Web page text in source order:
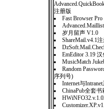
注册版
Fast Browser Pro
岁月留声 V1.0
ShareMail.v4.1
EmEditor 3.19
MusicMatch
Random
序列号)
Internet与
ChinaPub全套书